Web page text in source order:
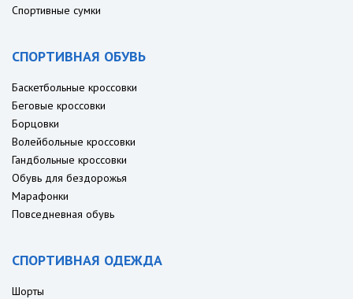
Спортивные сумки
СПОРТИВНАЯ ОБУВЬ
Баскетбольные кроссовки
Беговые кроссовки
Борцовки
Волейбольные кроссовки
Гандбольные кроссовки
Обувь для бездорожья
Марафонки
Повседневная обувь
СПОРТИВНАЯ ОДЕЖДА
Шорты